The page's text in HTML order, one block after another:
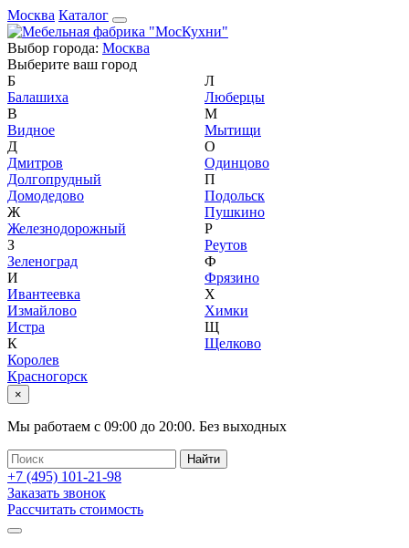
Москва Каталог
Выбор города: Москва
Выберите ваш город
Б
Балашиха
В
Видное
Д
Дмитров
Долгопрудный
Домодедово
Ж
Железнодорожный
З
Зеленоград
И
Ивантеевка
Измайлово
Истра
К
Королев
Красногорск
Л
Люберцы
М
Мытищи
О
Одинцово
П
Подольск
Пушкино
Р
Реутов
Ф
Фрязино
Х
Химки
Щ
Щелково
×
Мы работаем с 09:00 до 20:00. Без выходных
+7 (495) 101-21-98
Заказать звонок
Рассчитать стоимость